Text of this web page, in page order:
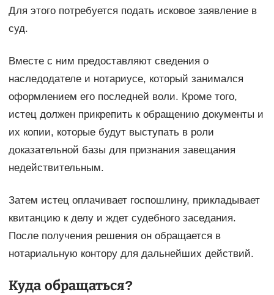
Для этого потребуется подать исковое заявление в
суд.
Вместе с ним предоставляют сведения о
наследодателе и нотариусе, который занимался
оформлением его последней воли. Кроме того,
истец должен прикрепить к обращению документы и
их копии, которые будут выступать в роли
доказательной базы для признания завещания
недействительным.
Затем истец оплачивает госпошлину, прикладывает
квитанцию к делу и ждет судебного заседания.
После получения решения он обращается в
нотариальную контору для дальнейших действий.
Куда обращаться?